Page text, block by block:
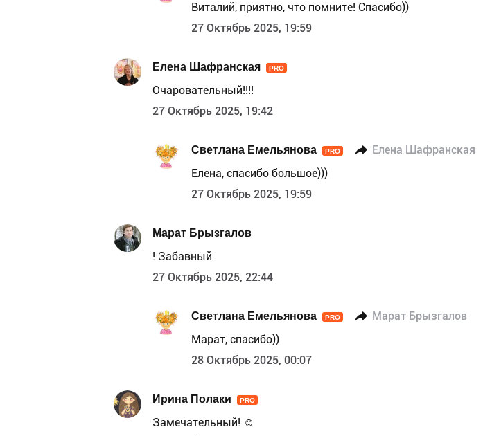
Виталий, приятно, что помните! Спасибо))
27 Октябрь 2025, 19:59
Елена Шафранская PRO
Очаровательный!!!!
27 Октябрь 2025, 19:42
Светлана Емельянова PRO Елена Шафранская
Елена, спасибо большое)))
27 Октябрь 2025, 19:59
Марат Брызгалов
! Забавный
27 Октябрь 2025, 22:44
Светлана Емельянова PRO Марат Брызгалов
Марат, спасибо))
28 Октябрь 2025, 00:07
Ирина Полаки PRO
Замечательный! ☺️